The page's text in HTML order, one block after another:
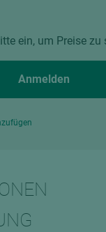
ein, um Preise zu
Anmelden